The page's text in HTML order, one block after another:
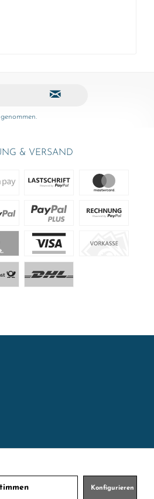
& VERSAND
Konfigurieren